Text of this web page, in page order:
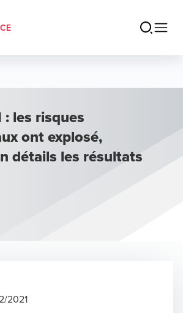
les risques
ont explosé,
détails les résultats
2021